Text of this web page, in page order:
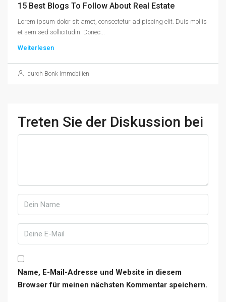
15 Best Blogs To Follow About Real Estate
Lorem ipsum dolor sit amet, consectetur adipiscing elit. Duis mollis
et sem sed sollicitudin. Donec...
Weiterlesen
durch Bonk Immobilien
Treten Sie der Diskussion bei
Name, E-Mail-Adresse und Website in diesem
Browser für meinen nächsten Kommentar speichern.